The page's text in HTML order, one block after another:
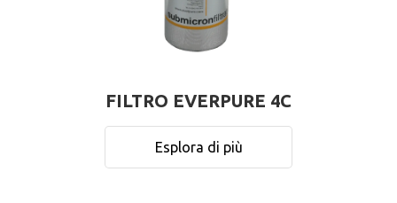
FILTRO EVERPURE 4C
Esplora di più